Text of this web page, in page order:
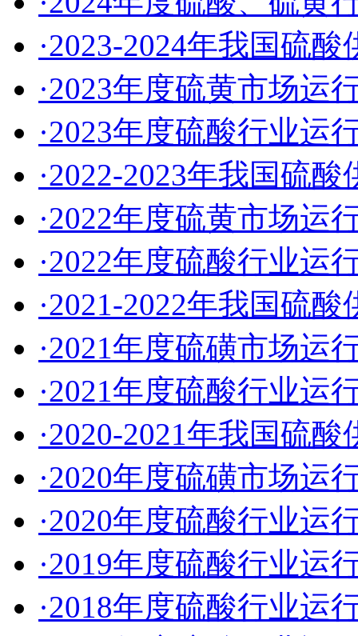
·2023-2024年我国硫
·2023年度硫黄市场运
·2023年度硫酸行业运
·2022-2023年我国硫
·2022年度硫黄市场运
·2022年度硫酸行业运
·2021-2022年我国硫
·2021年度硫磺市场运
·2021年度硫酸行业运
·2020-2021年我国硫
·2020年度硫磺市场运
·2020年度硫酸行业运
·2019年度硫酸行业运
·2018年度硫酸行业运